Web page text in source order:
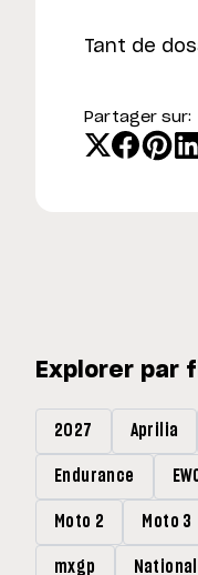
Tant de
Partager sur:
Explorer par
2027 Aprilia
Endurance
Moto 2 Moto 3
mxgp National